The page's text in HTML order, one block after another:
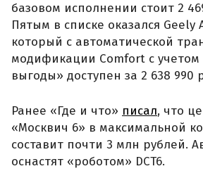
базовом исполнении стоит 2
Пятым в списке оказался Geely
который с автоматической
модификации Comfort с учетом
выгоды» доступен за 2 638 990
Ранее «Где и что» писал, что
«Москвич 6» в максимальной
составит почти 3 млн рублей.
оснастят «роботом» DCT6.